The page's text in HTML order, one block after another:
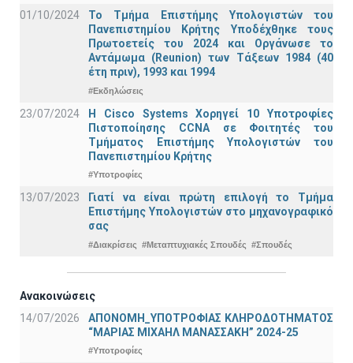
01/10/2024
Το Τμήμα Επιστήμης Υπολογιστών του
Πανεπιστημίου Κρήτης Υποδέχθηκε τους
Πρωτοετείς του 2024 και Οργάνωσε το
Αντάμωμα (Reunion) των Τάξεων 1984 (40
έτη πριν), 1993 και 1994
#Εκδηλώσεις
23/07/2024
Η Cisco Systems Χορηγεί 10 Υποτροφίες
Πιστοποίησης CCNA σε Φοιτητές του
Τμήματος Επιστήμης Υπολογιστών του
Πανεπιστημίου Κρήτης
#Υποτροφίες
13/07/2023
Γιατί να είναι πρώτη επιλογή το Τμήμα
Επιστήμης Υπολογιστών στο μηχανογραφικό
σας
#Διακρίσεις #Μεταπτυχιακές Σπουδές #Σπουδές
Ανακοινώσεις
14/07/2026
ΑΠΟΝΟΜΗ_ΥΠΟΤΡΟΦΙΑΣ ΚΛΗΡΟΔΟΤΗΜΑΤΟΣ
“ΜΑΡΙΑΣ ΜΙΧΑΗΛ ΜΑΝΑΣΣΑΚΗ” 2024-25
#Υποτροφίες